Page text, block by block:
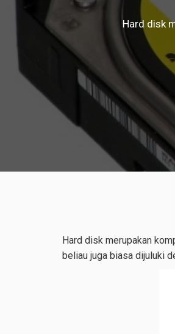
Hard disk
Hard disk merupakan
beliau juga biasa dijuluki